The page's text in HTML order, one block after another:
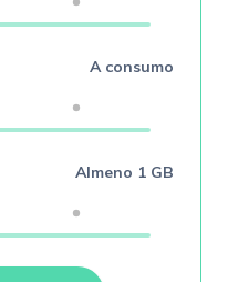
A consumo
Almeno 1 GB